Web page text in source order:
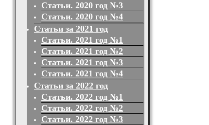
Статьи. 2020 год №3
Статьи. 2020 год №4
Статьи за 2021 год
Статьи. 2021 год №1
Статьи. 2021 год №2
Статьи. 2021 год №3
Статьи. 2021 год №4
Статьи за 2022 год
Статьи. 2022 год №1
Статьи. 2022 год №2
Статьи. 2022 год №3